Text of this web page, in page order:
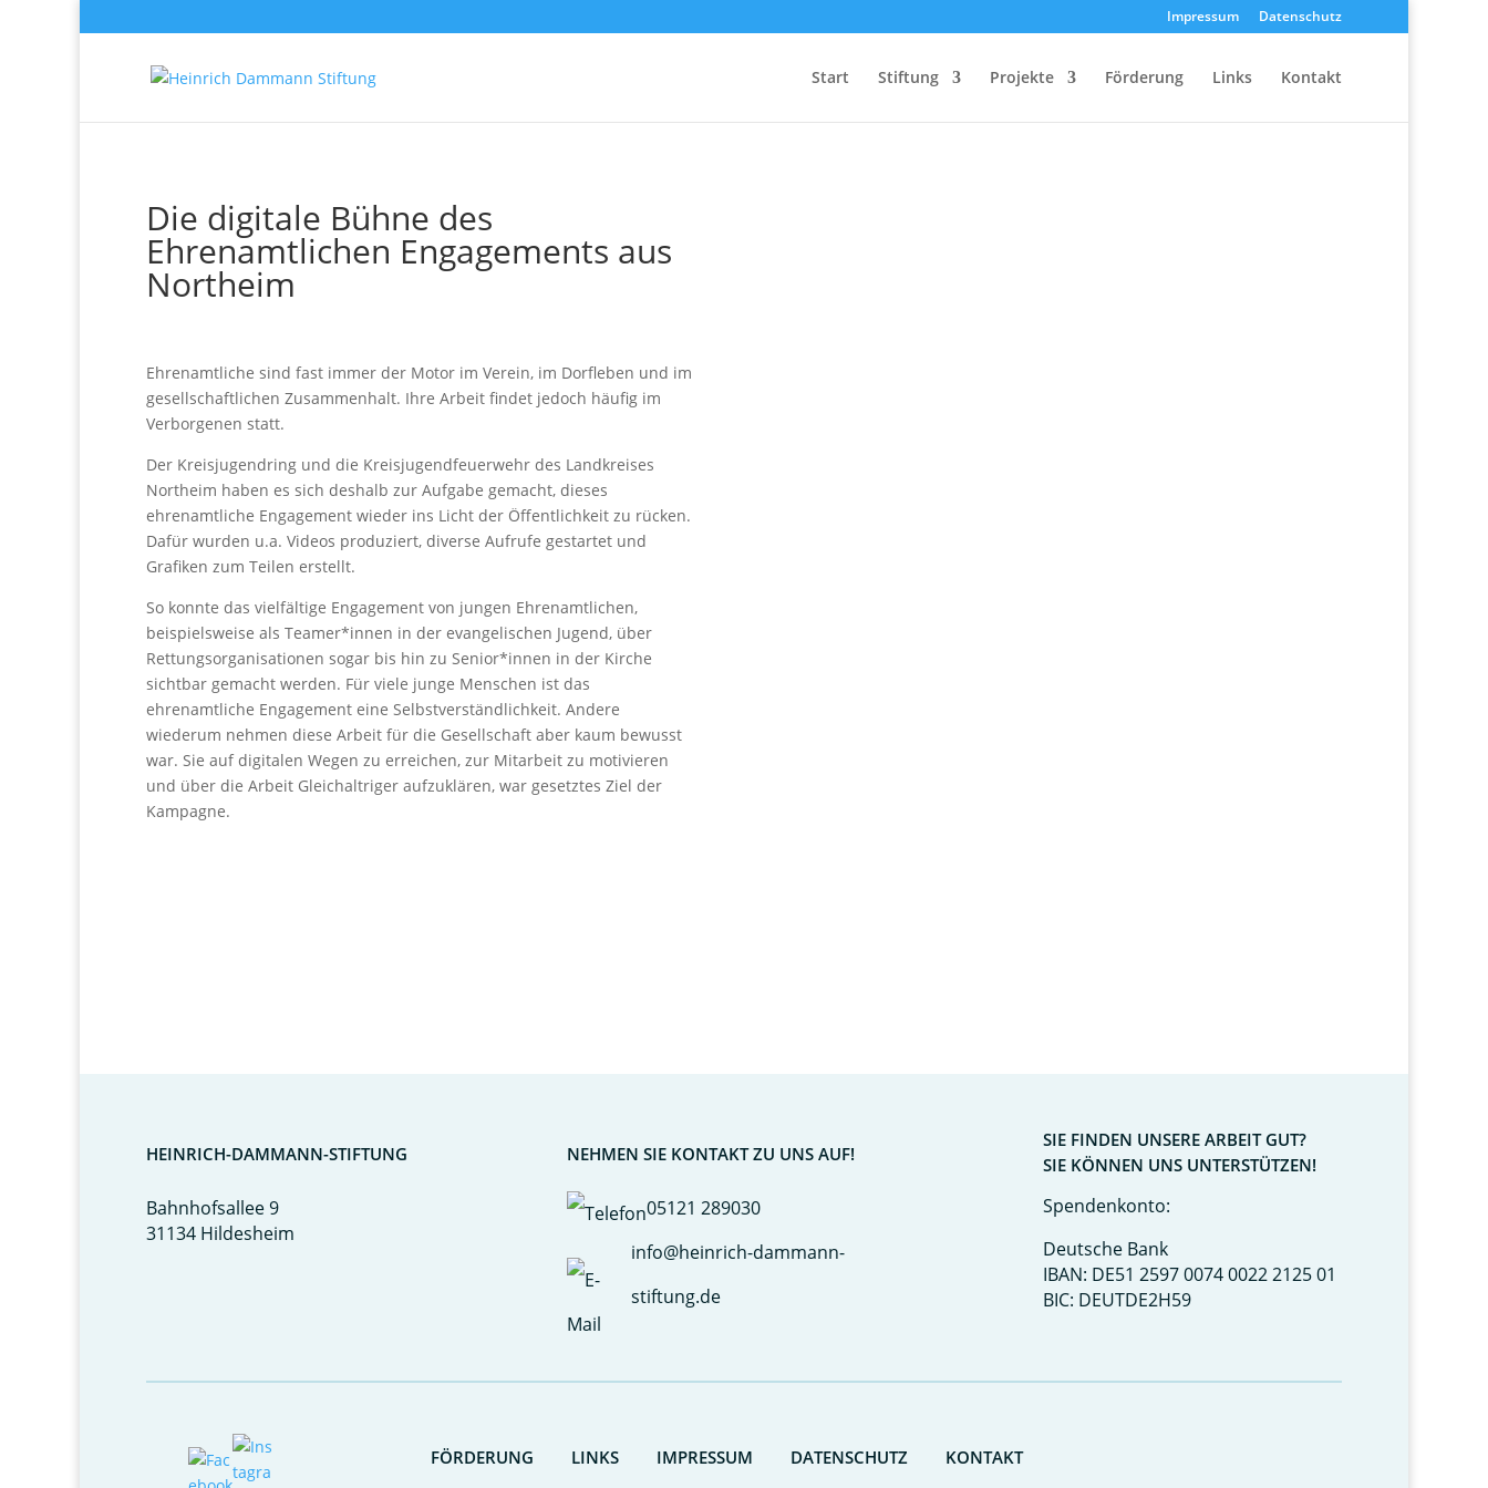
Impressum Datenschutz
Start Stiftung Projekte Förderung Links Kontakt
Die digitale Bühne des
Ehrenamtlichen Engagements aus
Northeim
Ehrenamtliche sind fast immer der Motor im Verein, im Dorfleben und im
gesellschaftlichen Zusammenhalt. Ihre Arbeit findet jedoch häufig im
Verborgenen statt.
Der Kreisjugendring und die Kreisjugendfeuerwehr des Landkreises
Northeim haben es sich deshalb zur Aufgabe gemacht, dieses
ehrenamtliche Engagement wieder ins Licht der Öffentlichkeit zu rücken.
Dafür wurden u.a. Videos produziert, diverse Aufrufe gestartet und
Grafiken zum Teilen erstellt.
So konnte das vielfältige Engagement von jungen Ehrenamtlichen,
beispielsweise als Teamer*innen in der evangelischen Jugend, über
Rettungsorganisationen sogar bis hin zu Senior*innen in der Kirche
sichtbar gemacht werden. Für viele junge Menschen ist das
ehrenamtliche Engagement eine Selbstverständlichkeit. Andere
wiederum nehmen diese Arbeit für die Gesellschaft aber kaum bewusst
war. Sie auf digitalen Wegen zu erreichen, zur Mitarbeit zu motivieren
und über die Arbeit Gleichaltriger aufzuklären, war gesetztes Ziel der
Kampagne.
HEINRICH-DAMMANN-STIFTUNG
Bahnhofsallee 9
31134 Hildesheim
NEHMEN SIE KONTAKT ZU UNS AUF!
05121 289030
info@heinrich-dammann-
stiftung.de
SIE FINDEN UNSERE ARBEIT GUT?
SIE KÖNNEN UNS UNTERSTÜTZEN!
Spendenkonto:
Deutsche Bank
IBAN: DE51 2597 0074 0022 2125 01
BIC: DEUTDE2H59
FÖRDERUNG LINKS IMPRESSUM DATENSCHUTZ KONTAKT